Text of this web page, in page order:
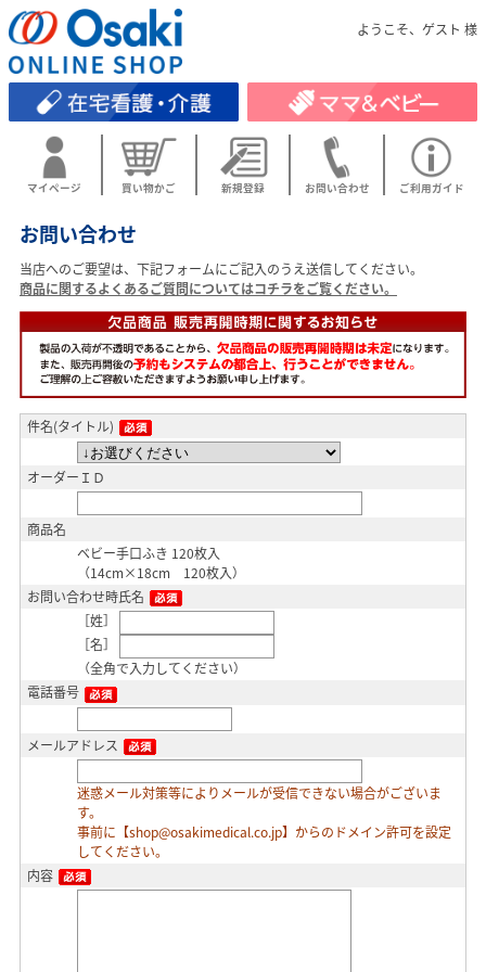
ようこそ、ゲスト 様
マイページ 買い物かご 新規登録 お問い合わせ ご利用ガイド
お問い合わせ
当店へのご要望は、下記フォームにご記入のうえ送信してください。
商品に関するよくあるご質問についてはコチラをご覧ください。
件名(タイトル)
オーダーＩＤ
商品名
ベビー手口ふき 120枚入
（14cm×18cm 120枚入）
お問い合わせ時氏名
［姓］
［名］
（全角で入力してください）
電話番号
メールアドレス
迷惑メール対策等によりメールが受信できない場合がございま
す。
事前に【shop@osakimedical.co.jp】からのドメイン許可を設定
してください。
内容